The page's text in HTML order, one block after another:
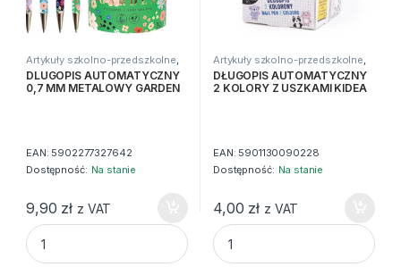
Artykuły szkolno-przedszkolne
Długopisy,Do pisania ,Zwykłe
DLUGOPIS AUTOMATYCZNY
0,7 MM METALOWY GARDEN
EAN: 5902277327642
Dostępność: Na stanie
9,90 zł z VAT
DLUGOPIS AUTOMATYCZNY 0,7 MM METALOWY GARDEN
Artykuły szkolno-przedszkolne
Długopisy,Do pisania ,Zwykłe
DŁUGOPIS AUTOMATYCZNY
2 KOLORY Z USZKAMI KIDEA
EAN: 5901130090228
Dostępność: Na stanie
4,00 zł z VAT
DŁUGOPIS AUTOMATYCZNY